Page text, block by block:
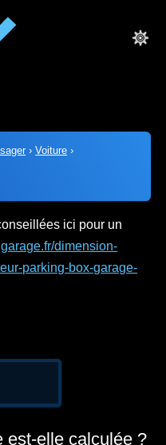
›Voiture ›
ici pour un
dimension-
parking-box-garage-
est-elle calculée ?